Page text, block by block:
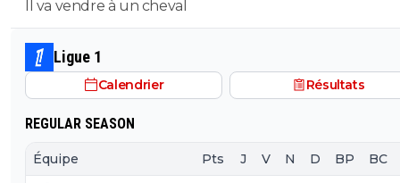
Il va vendre à un cheval
Ligue 1
Calendrier Résultats
REGULAR SEASON
Équipe Pts J V N D BP BC